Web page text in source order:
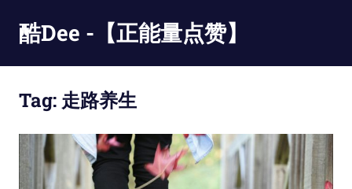
content
酷Dee -【正能量点赞】
最
有
更
酷
Tag: 走路养生